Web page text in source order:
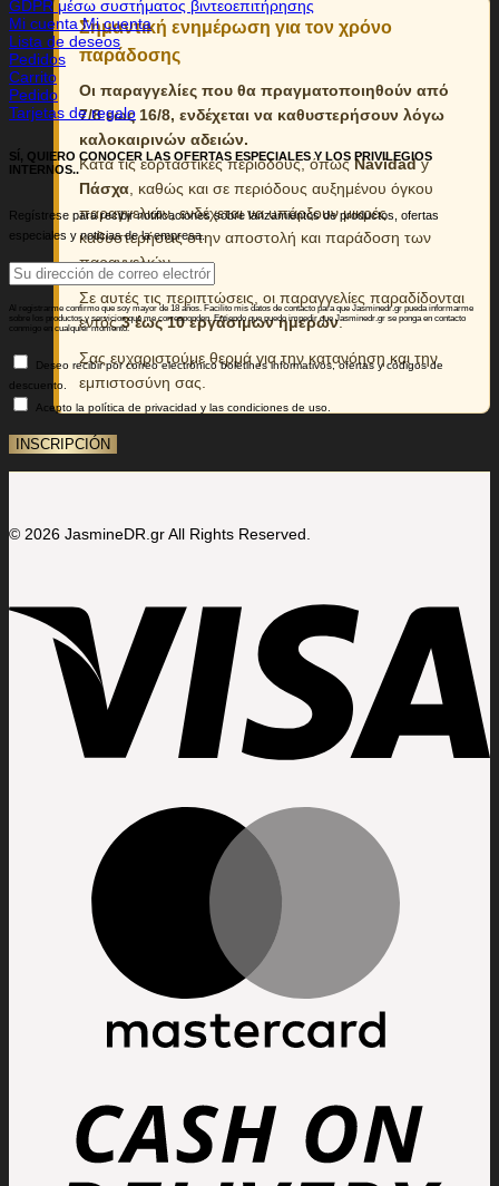
Σημαντική ενημέρωση για τον χρόνο
παράδοσης
Οι παραγγελίες που θα πραγματοποιηθούν από
7/8 εως 16/8, ενδέχεται να καθυστερήσουν λόγω
καλοκαιρινών αδειών.
Κατά τις εορταστικές περιόδους, όπωςNavidady
Πάσχα , καθώς και σε περιόδους αυξημένου όγκου
παραγγελιών, ενδέχεται να υπάρξουν μικρές
καθυστερήσεις στην αποστολή και παράδοση των
παραγγελιών.
Σε αυτές τις περιπτώσεις, οι παραγγελίες παραδίδονται
εντός3 έως 10 εργάσιμων ημερών.
Σας ευχαριστούμε θερμά για την κατανόηση και την
εμπιστοσύνη σας.
GDPR μέσω συστήματος βιντεοεπιτήρησης
Mi cuenta Mi cuenta
Lista de deseos
Pedidos
Carrito
Pedido
Tarjetas de regalo
SÍ, QUIERO CONOCER LAS OFERTAS ESPECIALES Y LOS PRIVILEGIOS
INTERNOS..
Regístrese para recibir notificaciones sobre lanzamientos de productos, ofertas
especiales y noticias de la empresa.
Al registrarme confirmo que soy mayor de 18 años. Facilito mis datos de contacto para que Jasminedr.gr pueda informarme
sobre los productos y servicios que me corresponden. Entiendo que puedo impedir que Jasminedr.gr se ponga en contacto
conmigo en cualquier momento.
Deseo recibir por correo electrónico boletines informativos, ofertas y códigos de
descuento.
Acepto la política de privacidad y las condiciones de uso.
© 2026 JasmineDR.gr All Rights Reserved.